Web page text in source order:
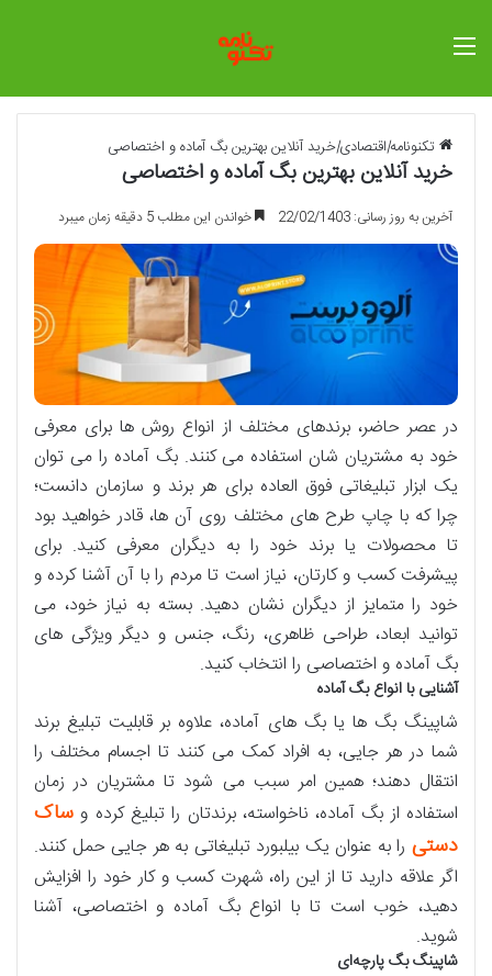
تکنونامه|اقتصادی|خرید آنلاین بهترین بگ آماده و اختصاصی
خرید آنلاین بهترین بگ آماده و اختصاصی
آخرین به روز رسانی: 22/02/1403 خواندن این مطلب 5 دقیقه زمان میبرد
در عصر حاضر، برندهای مختلف از انواع روش ها برای معرفی
خود به مشتریان شان استفاده می کنند. بگ آماده را می توان
یک ابزار تبلیغاتی فوق العاده برای هر برند و سازمان دانست؛
چرا که با چاپ طرح های مختلف روی آن ها، قادر خواهید بود
تا محصولات یا برند خود را به دیگران معرفی کنید. برای
پیشرفت کسب و کارتان، نیاز است تا مردم را با آن آشنا کرده و
خود را متمایز از دیگران نشان دهید. بسته به نیاز خود، می
توانید ابعاد، طراحی ظاهری، رنگ، جنس و دیگر ویژگی های
بگ آماده و اختصاصی را انتخاب کنید.
آشنایی با انواع بگ آماده
شاپینگ بگ ها یا بگ های آماده، علاوه بر قابلیت تبلیغ برند
شما در هر جایی، به افراد کمک می کنند تا اجسام مختلف را
انتقال دهند؛ همین امر سبب می شود تا مشتریان در زمان
استفاده از بگ آماده، ناخواسته، برندتان را تبلیغ کرده و ساک
دستی را به عنوان یک بیلبورد تبلیغاتی به هر جایی حمل کنند.
اگر علاقه دارید تا از این راه، شهرت کسب و کار خود را افزایش
دهید، خوب است تا با انواع بگ آماده و اختصاصی، آشنا
شوید.
شاپینگ بگ پارچه‌ای